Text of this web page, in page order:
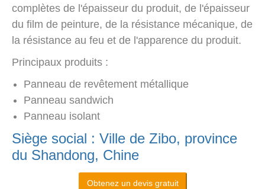
complètes de l'épaisseur du produit, de l'épaisseur
du film de peinture, de la résistance mécanique, de
la résistance au feu et de l'apparence du produit.
Principaux produits :
Panneau de revêtement métallique
Panneau sandwich
Panneau isolant
Siège social : Ville de Zibo, province
du Shandong, Chine
Obtenez un devis gratuit